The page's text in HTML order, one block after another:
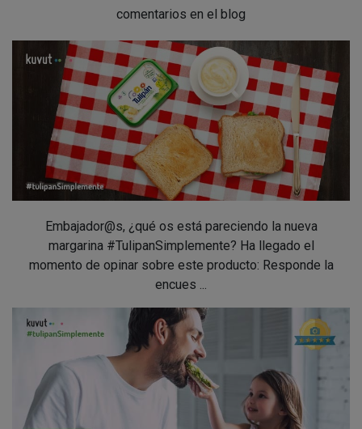
comentarios en el blog
Embajador@s, ¿qué os está pareciendo la nueva
margarina #TulipanSimplemente? Ha llegado el
momento de opinar sobre este producto: Responde la
encues ...